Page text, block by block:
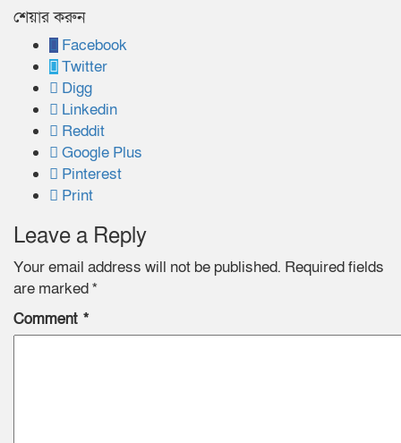
শেয়ার করুন
Facebook
Twitter
Digg
Linkedin
Reddit
Google Plus
Pinterest
Print
Leave a Reply
Your email address will not be published. Required fields
are marked*
Comment *